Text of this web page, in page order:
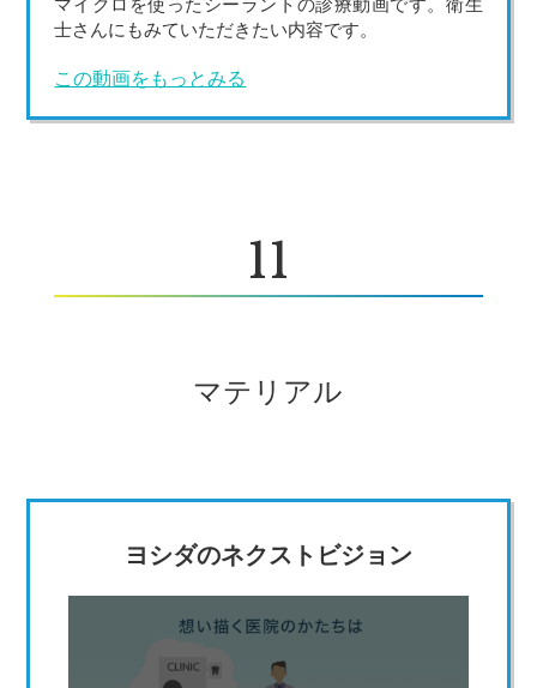
士さんにもみていただきたい内容です。
この動画をもっとみる
11
マテリアル
ヨシダのネクストビジョン